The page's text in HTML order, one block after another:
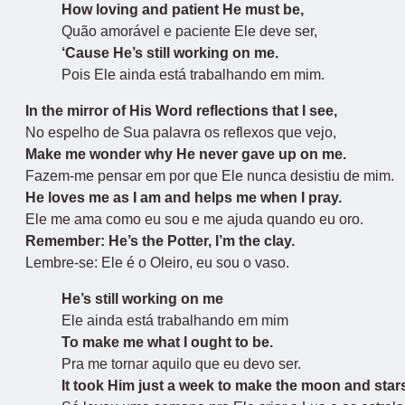
How loving and patient He must be,
Quão amorável e paciente Ele deve ser,
‘Cause He’s still working on me.
Pois Ele ainda está trabalhando em mim.
In the mirror of His Word reflections that I see,
No espelho de Sua palavra os reflexos que vejo,
Make me wonder why He never gave up on me.
Fazem-me pensar em por que Ele nunca desistiu de mim.
He loves me as I am and helps me when I pray.
Ele me ama como eu sou e me ajuda quando eu oro.
Remember: He’s the Potter, I’m the clay.
Lembre-se: Ele é o Oleiro, eu sou o vaso.
He’s still working on me
Ele ainda está trabalhando em mim
To make me what I ought to be.
Pra me tornar aquilo que eu devo ser.
It took Him just a week to make the moon and